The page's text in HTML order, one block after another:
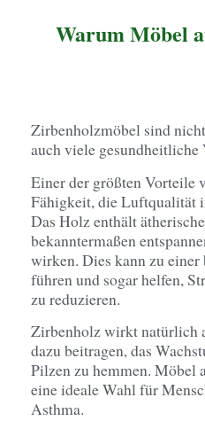
Warum Möbel
Zirbenholzmöbel sind
auch viele gesundheitliche
Einer der größten Vorteile
Fähigkeit, die Luftqualität
Das Holz enthält
bekanntermaßen
wirken. Dies kann zu
führen und sogar helfen,
zu reduzieren.
Zirbenholz wirkt natürlich
dazu beitragen, das
Pilzen zu hemmen. Möbel
eine ideale Wahl für
Asthma.